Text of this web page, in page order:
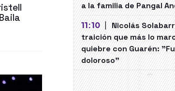
a la familia de Pangal
11:10 | Nicolás
traición que más lo
quiebre con Guarén:
doloroso"